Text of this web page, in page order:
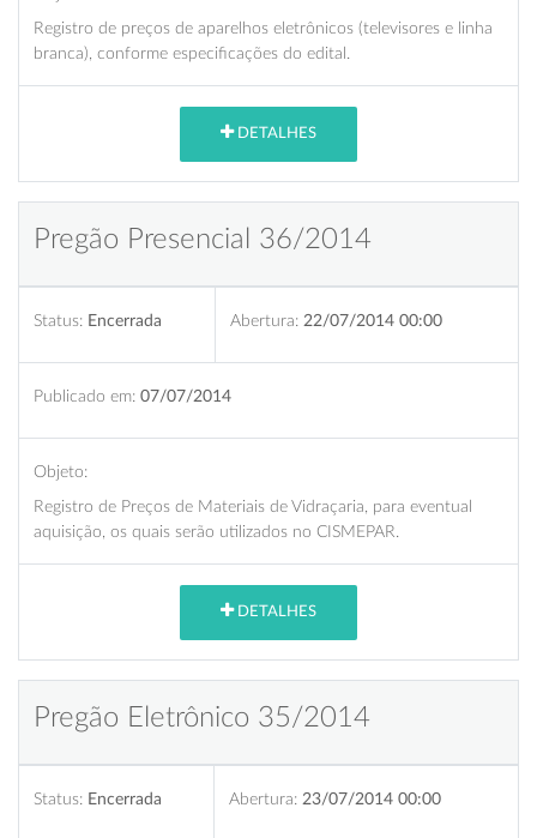
Registro de preços de aparelhos eletrônicos (televisores e linha
branca), conforme especificações do edital.
DETALHES
Pregão Presencial 36/2014
Status: Encerrada Abertura: 22/07/2014 00:00
Publicado em: 07/07/2014
Objeto:
Registro de Preços de Materiais de Vidraçaria, para eventual
aquisição, os quais serão utilizados no CISMEPAR.
DETALHES
Pregão Eletrônico 35/2014
Status: Encerrada Abertura: 23/07/2014 00:00